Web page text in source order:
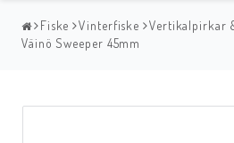
Fiske Vinterfiske Vertikalpirkar
Väinö Sweeper 45mm